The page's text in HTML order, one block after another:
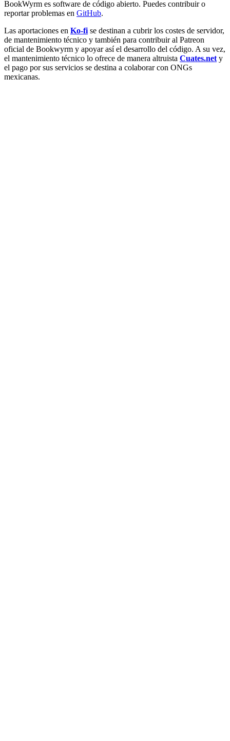
BookWyrm es software de código abierto. Puedes contribuir o
reportar problemas en GitHub.
Las aportaciones en Ko-fi se destinan a cubrir los costes de servidor,
de mantenimiento técnico y también para contribuir al Patreon
oficial de Bookwyrm y apoyar así el desarrollo del código. A su vez,
el mantenimiento técnico lo ofrece de manera altruista Cuates.net y
el pago por sus servicios se destina a colaborar con ONGs
mexicanas.